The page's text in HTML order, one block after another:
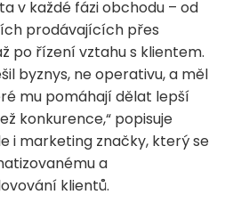
v každé fázi obchodu – od
prodávajících přes
po řízení vztahu s klientem.
byznys, ne operativu, a měl
mu pomáhají dělat lepší
konkurence,“ popisuje
i marketing značky, který se
a
klientů.